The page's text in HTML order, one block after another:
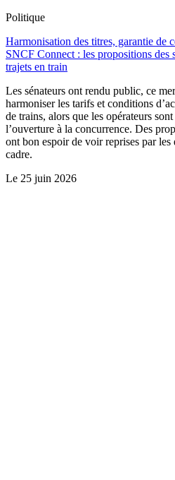
Politique
Harmonisation des titres, garantie de
SNCF Connect : les propositions des
trajets en train
Les sénateurs ont rendu public, ce
harmoniser les tarifs et conditions
de trains, alors que les opérateurs
l’ouverture à la concurrence. Des
ont bon espoir de voir reprises par
cadre.
Le 25 juin 2026